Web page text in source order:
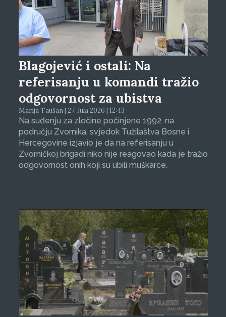
Blagojević i ostali: Na
referisanju u komandi tražio
odgovornost za ubistva
Marija Taušan | 27. Jula 2026 | 12:43
Na suđenju za zločine počinjene 1992. na
području Zvornika, svjedok Tužilaštva Bosne i
Hercegovine izjavio je da na referisanju u
Zvorničkoj brigadi niko nije reagovao kada je tražio
odgovornost onih koji su ubili muškarce.